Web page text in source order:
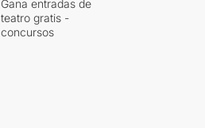
Gana entradas de
teatro gratis -
concursos